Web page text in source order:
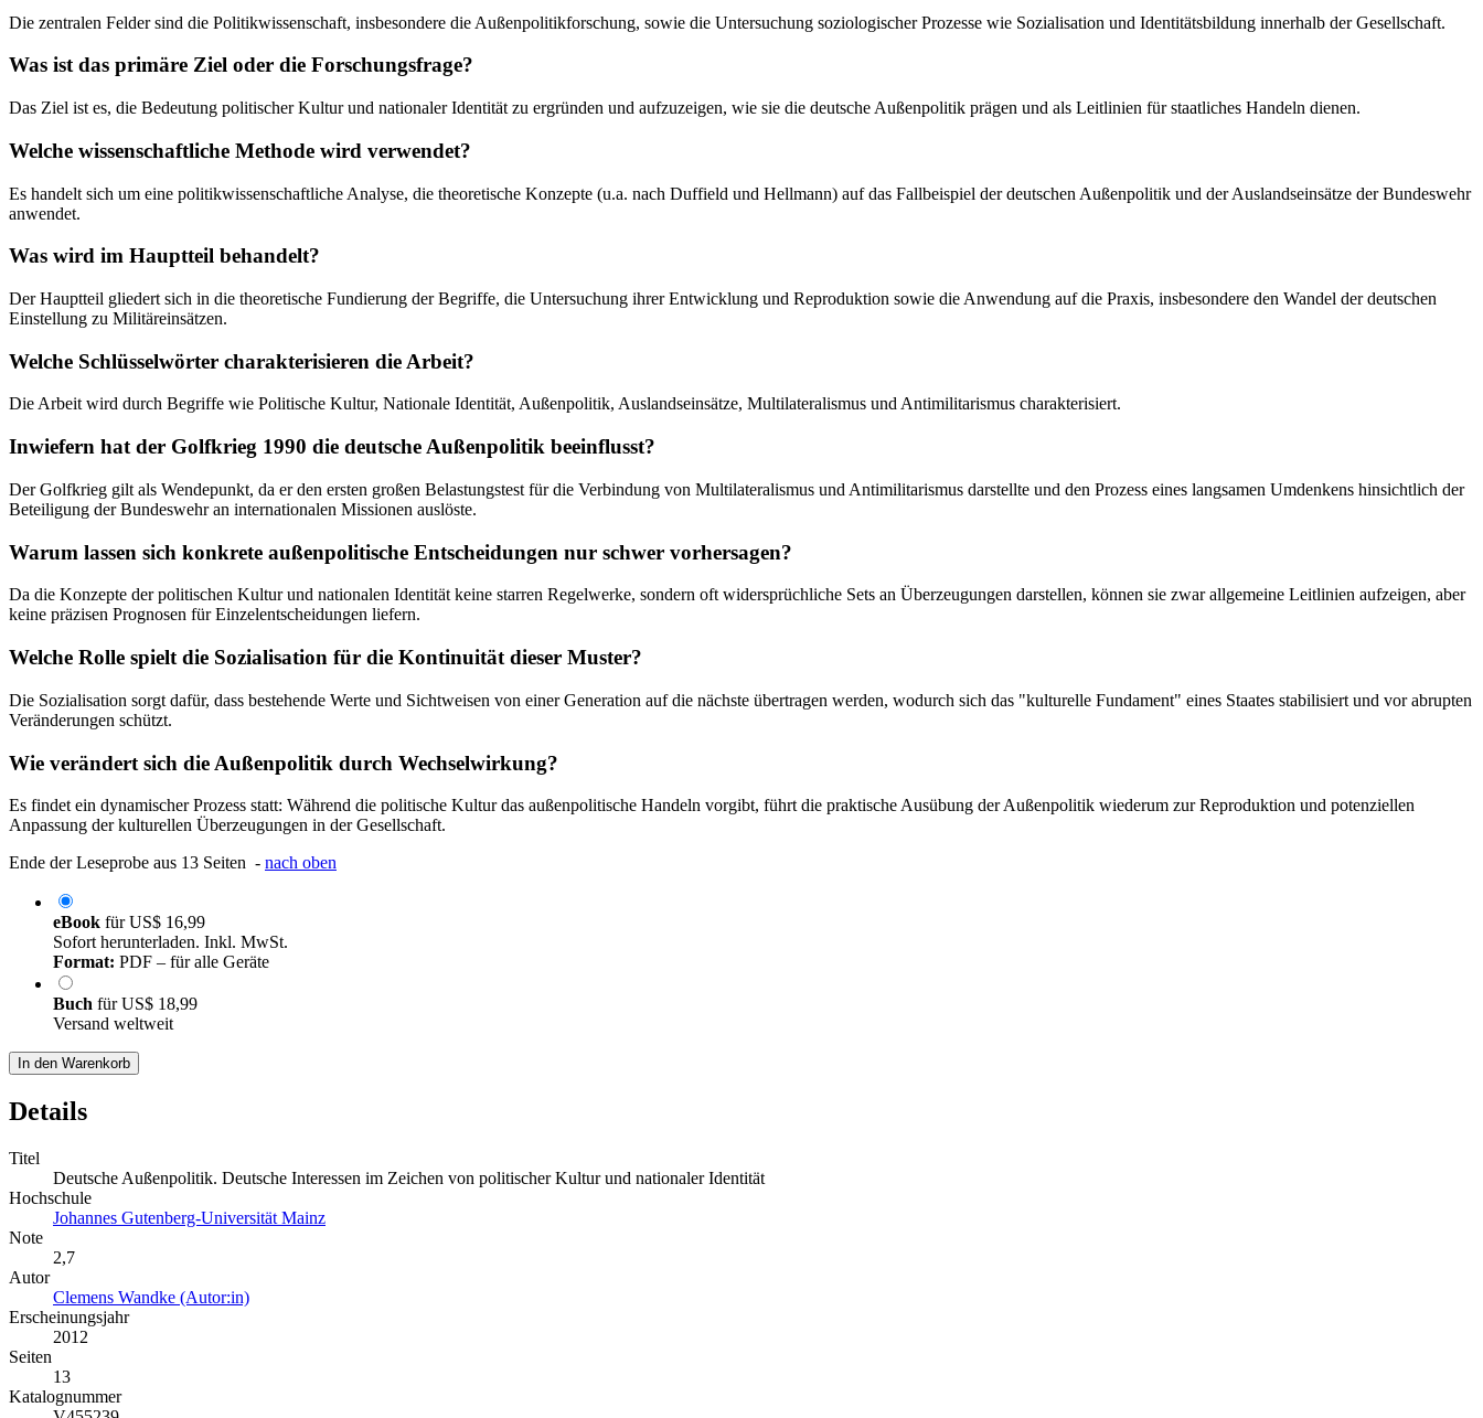
Die zentralen Felder sind die Politikwissenschaft, insbesondere die Außenpolitikforschung, sowie die Untersuchung soziologischer Prozesse wie Sozialisation und Identitätsbildung innerhalb der Gesellschaft.
Was ist das primäre Ziel oder die Forschungsfrage?
Das Ziel ist es, die Bedeutung politischer Kultur und nationaler Identität zu ergründen und aufzuzeigen, wie sie die deutsche Außenpolitik prägen und als Leitlinien für staatliches Handeln dienen.
Welche wissenschaftliche Methode wird verwendet?
Es handelt sich um eine politikwissenschaftliche Analyse, die theoretische Konzepte (u.a. nach Duffield und Hellmann) auf das Fallbeispiel der deutschen Außenpolitik und der Auslandseinsätze der Bundeswehr
anwendet.
Was wird im Hauptteil behandelt?
Der Hauptteil gliedert sich in die theoretische Fundierung der Begriffe, die Untersuchung ihrer Entwicklung und Reproduktion sowie die Anwendung auf die Praxis, insbesondere den Wandel der deutschen
Einstellung zu Militäreinsätzen.
Welche Schlüsselwörter charakterisieren die Arbeit?
Die Arbeit wird durch Begriffe wie Politische Kultur, Nationale Identität, Außenpolitik, Auslandseinsätze, Multilateralismus und Antimilitarismus charakterisiert.
Inwiefern hat der Golfkrieg 1990 die deutsche Außenpolitik beeinflusst?
Der Golfkrieg gilt als Wendepunkt, da er den ersten großen Belastungstest für die Verbindung von Multilateralismus und Antimilitarismus darstellte und den Prozess eines langsamen Umdenkens hinsichtlich der
Beteiligung der Bundeswehr an internationalen Missionen auslöste.
Warum lassen sich konkrete außenpolitische Entscheidungen nur schwer vorhersagen?
Da die Konzepte der politischen Kultur und nationalen Identität keine starren Regelwerke, sondern oft widersprüchliche Sets an Überzeugungen darstellen, können sie zwar allgemeine Leitlinien aufzeigen, aber
keine präzisen Prognosen für Einzelentscheidungen liefern.
Welche Rolle spielt die Sozialisation für die Kontinuität dieser Muster?
Die Sozialisation sorgt dafür, dass bestehende Werte und Sichtweisen von einer Generation auf die nächste übertragen werden, wodurch sich das "kulturelle Fundament" eines Staates stabilisiert und vor abrupten
Veränderungen schützt.
Wie verändert sich die Außenpolitik durch Wechselwirkung?
Es findet ein dynamischer Prozess statt: Während die politische Kultur das außenpolitische Handeln vorgibt, führt die praktische Ausübung der Außenpolitik wiederum zur Reproduktion und potenziellen
Anpassung der kulturellen Überzeugungen in der Gesellschaft.
Ende der Leseprobe aus 13 Seiten - nach oben
eBook fürUS$ 16,99
Sofort herunterladen. Inkl. MwSt.
Format: PDF – für alle Geräte
Buch fürUS$ 18,99
Versand weltweit
In den Warenkorb
Details
Titel
Deutsche Außenpolitik. Deutsche Interessen im Zeichen von politischer Kultur und nationaler Identität
Hochschule
Johannes Gutenberg-Universität Mainz
Note
2,7
Autor
Clemens Wandke (Autor:in)
Erscheinungsjahr
2012
Seiten
13
Katalognummer